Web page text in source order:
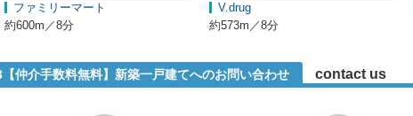
ファミリーマート
約600m／8分
V.drug
約573m／8分
仲介手数料無料】新築一戸建てへのお問い合わせ contact us